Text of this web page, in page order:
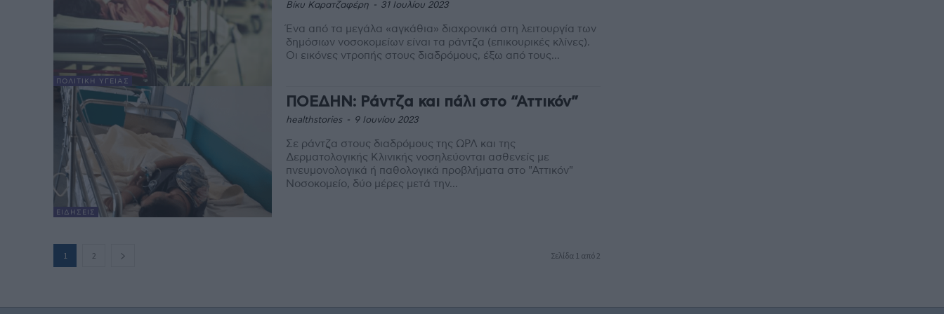
ΠΟΛΙΤΙΚΉ ΥΓΕΊΑΣ
Βίκυ Καρατζαφέρη - 31 Ιουλίου 2023
Ένα από τα μεγάλα «αγκάθια» διαχρονικά στη λειτουργία των
δημόσιων νοσοκομείων είναι τα ράντζα (επικουρικές κλίνες).
Οι εικόνες ντροπής στους διαδρόμους, έξω από τους...
ΕΙΔΉΣΕΙΣ
ΠΟΕΔΗΝ: Ράντζα και πάλι στο “Αττικόν”
healthstories - 9 Ιουνίου 2023
Σε ράντζα στους διαδρόμους της ΩΡΛ και της
Δερματολογικής Κλινικής νοσηλεύονται ασθενείς με
πνευμονολογικά ή παθολογικά προβλήματα στο "Αττικόν"
Νοσοκομείο, δύο μέρες μετά την...
1 2 Σελίδα 1 από 2